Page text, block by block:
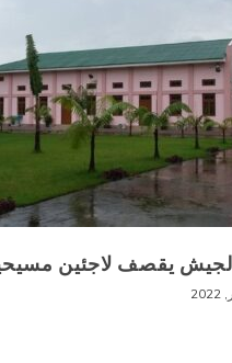
يقصف لاجئين